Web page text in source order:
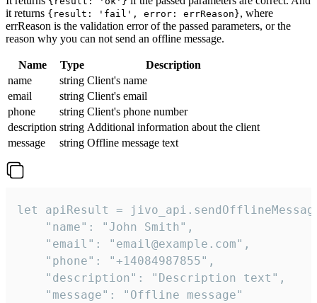
it returns {result: 'fail', error: errReason}, where
errReason is the validation error of the passed parameters, or the
reason why you can not send an offline message.
Name Type
Description
name
string Client's name
email
string Client's email
phone
string Client's phone number
description string Additional information about the client
message
string Offline message text
let apiResult =
    "name": "John Smith",
    "email": "email@example.com",
    "phone": "+14084987855",
    "description": "Description text",
    "message": "Offline message"